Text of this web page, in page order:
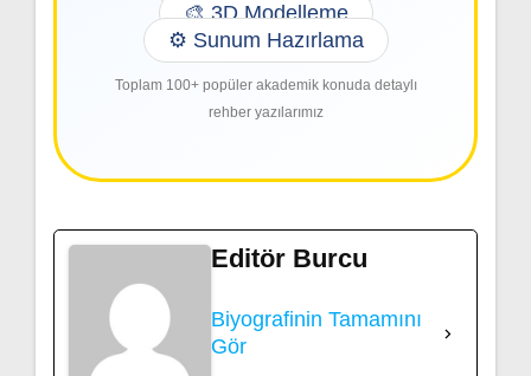
🎨 3D Modelleme
⚙️ Sunum Hazırlama
Toplam 100+ popüler akademik konuda detaylı
rehber yazılarımız
Editör Burcu
Biyografinin Tamamını
Gör